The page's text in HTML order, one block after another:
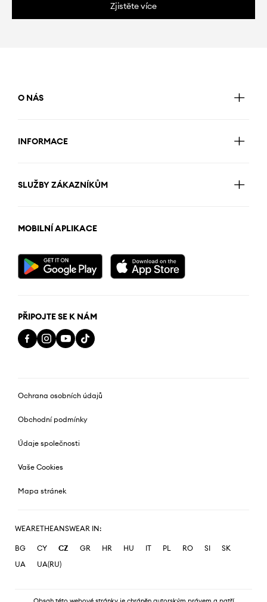
Zjistěte více
O NÁS
INFORMACE
SLUŽBY ZÁKAZNÍKŮM
MOBILNÍ APLIKACE
PŘIPOJTE SE K NÁM
Ochrana osobních údajů
Obchodní podmínky
Údaje společnosti
Vaše Cookies
Mapa stránek
WEARETHEANSWEAR IN:
BG CY CZ GR HR HU IT PL RO SI
SK
UA
UA(RU)